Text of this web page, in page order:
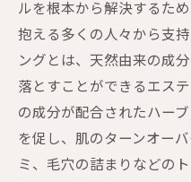
ルを根本から解決するた
抱える多くの人々から支
ングとは、天然由来の成
落とすことができるエス
の成分が配合されたハー
を促し、肌のターンオー
ミ、毛穴の詰まりなどの